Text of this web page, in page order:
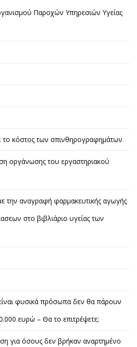
Παροχών Υπηρεσιών Υγείας
το κόστος των σπινθηρογραφημάτων
οργάνωσης του εργαστηριακού
την αναγραφή φαρμακευτικής αγωγής
στο βιβλιάριο υγείας των
φυσικά πρόσωπα δεν θα πάρουν
ευρώ – Θα το επιτρέψετε;
για όσους δεν βρήκαν αναρτημένο